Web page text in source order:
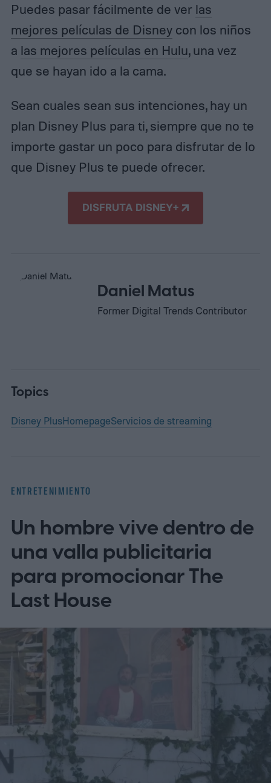
Puedes pasar fácilmente de ver las
mejores películas de Disneycon los niños
a las mejores películas en Hulu, una vez
que se hayan ido a la cama.
Sean cuales sean sus intenciones, hay un
plan Disney Plus para ti, siempre que no te
importe gastar un poco para disfrutar de lo
que Disney Plus te puede ofrecer.
DISFRUTA DISNEY+
Daniel Matus
Former Digital Trends Contributor
Topics
Disney PlusHomepageServicios de streaming
ENTRETENIMIENTO
Un hombre vive dentro de
una valla publicitaria
para promocionar The
Last House